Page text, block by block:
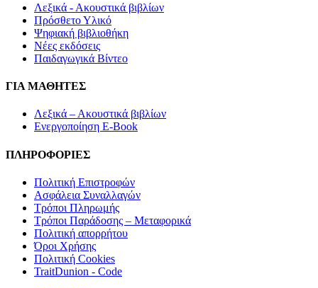
Λεξικά - Ακουστικά βιβλίων
Πρόσθετο Υλικό
Ψηφιακή βιβλιοθήκη
Νέες εκδόσεις
Παιδαγωγικά Βίντεο
ΓΙΑ ΜΑΘΗΤΕΣ
Λεξικά – Ακουστικά βιβλίων
Ενεργοποίηση E-Book
ΠΛΗΡΟΦΟΡΙΕΣ
Πολιτική Επιστροφών
Ασφάλεια Συναλλαγών
Τρόποι Πληρωμής
Τρόποι Παράδοσης – Μεταφορικά
Πολιτική απορρήτου
Όροι Χρήσης
Πολιτική Cookies
TraitDunion - Code